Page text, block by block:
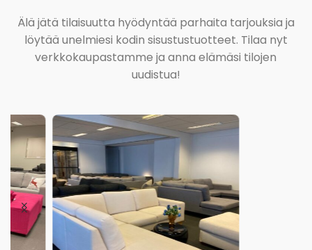
Älä jätä tilaisuutta hyödyntää parhaita tarjouksia ja
löytää unelmiesi kodin sisustustuotteet. Tilaa nyt
verkkokaupastamme ja anna elämäsi tilojen
uudistua!